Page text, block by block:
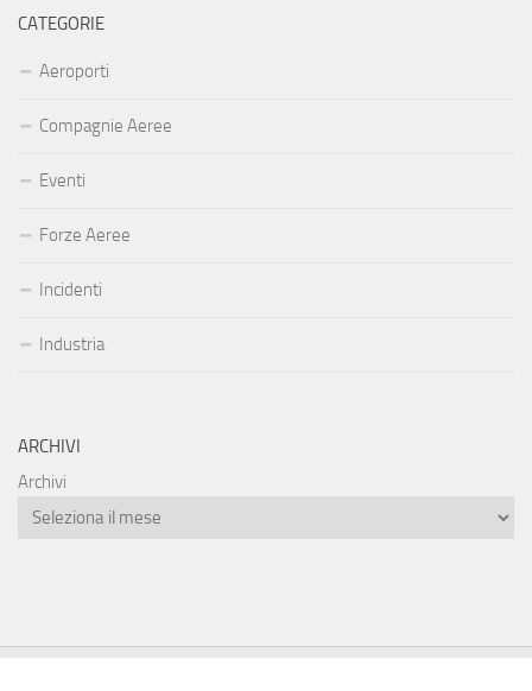
CATEGORIE
Aeroporti
Compagnie Aeree
Eventi
Forze Aeree
Incidenti
Industria
ARCHIVI
Archivi